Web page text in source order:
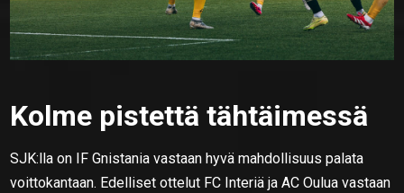
Kolme pistettä tähtäimessä
SJK:lla on IF Gnistania vastaan hyvä mahdollisuus palata
voittokantaan. Edelliset ottelut FC Interiä ja AC Oulua vastaan